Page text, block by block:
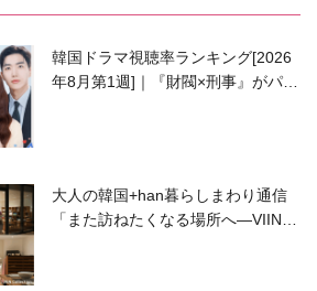
韓国ドラマ視聴率ランキング[2026
年8月第1週]｜『財閥×刑事』がパワ
大人の韓国+han暮らしまわり通信
「また訪ねたくなる場所へ―VIIN C